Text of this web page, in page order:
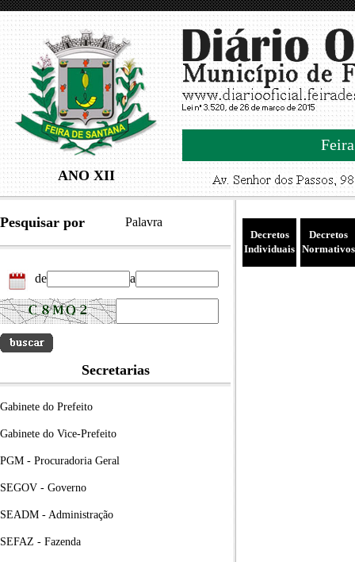
ANO XII
Pesquisar por Palavra
de a
Secretarias
Gabinete do Prefeito
Gabinete do Vice-Prefeito
PGM - Procuradoria Geral
SEGOV - Governo
SEADM - Administração
SEFAZ - Fazenda
Decretos
Individuais
Decretos
Normativos